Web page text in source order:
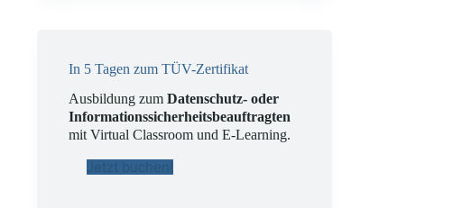
In 5 Tagen zum TÜV-Zertifikat
Ausbildung zumDatenschutz- oder
Informationssicherheitsbeauftragten
mit Virtual Classroom und E-Learning.
Jetzt buchen!